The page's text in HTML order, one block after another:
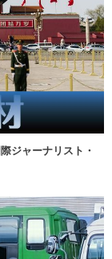
ジャーナリスト・